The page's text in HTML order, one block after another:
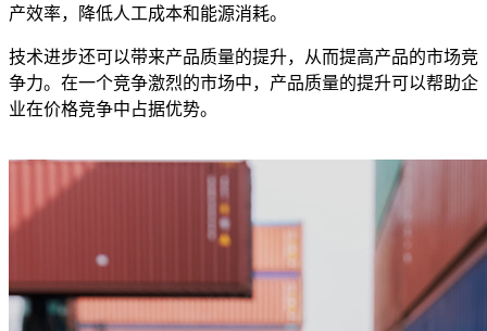
产效率，降低人工成本和能源消耗。
技术进步还可以带来产品质量的提升，从而提高产品的市场竞
争力。在一个竞争激烈的市场中，产品质量的提升可以帮助企
业在价格竞争中占据优势。